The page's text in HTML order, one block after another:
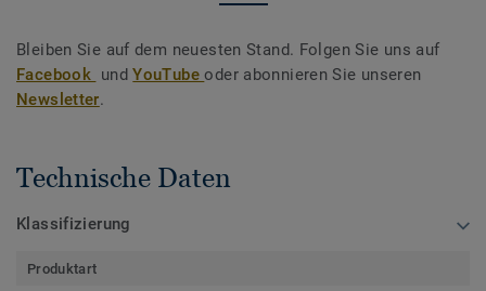
Bleiben Sie auf dem neuesten Stand. Folgen Sie uns auf
Facebook undYouTubeoder abonnieren Sie unseren
Newsletter.
Technische Daten
Klassifizierung
Produktart